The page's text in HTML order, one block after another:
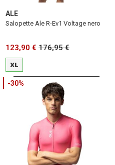
ALE
Salopette Ale R-Ev1 Voltage nero
123,90 € 176,95 €
XL
-30%